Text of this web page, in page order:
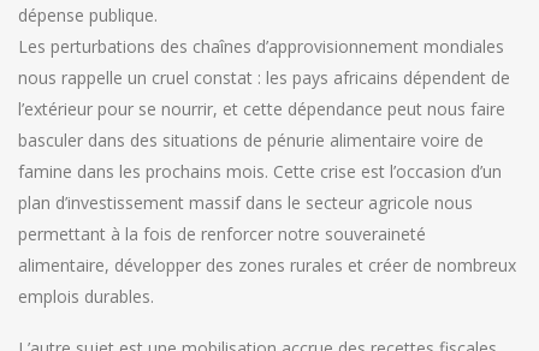
dépense publique.
Les perturbations des chaînes d’approvisionnement mondiales
nous rappelle un cruel constat : les pays africains dépendent de
l’extérieur pour se nourrir, et cette dépendance peut nous faire
basculer dans des situations de pénurie alimentaire voire de
famine dans les prochains mois. Cette crise est l’occasion d’un
plan d’investissement massif dans le secteur agricole nous
permettant à la fois de renforcer notre souveraineté
alimentaire, développer des zones rurales et créer de nombreux
emplois durables.